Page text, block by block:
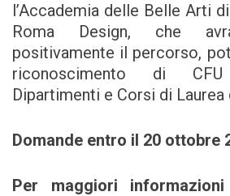
l’Accademia delle Belle Arti
Roma Design, che
positivamente il percorso,
riconoscimento di
Dipartimenti e Corsi di Laurea
Domande entro il 20 ottobre
Per maggiori